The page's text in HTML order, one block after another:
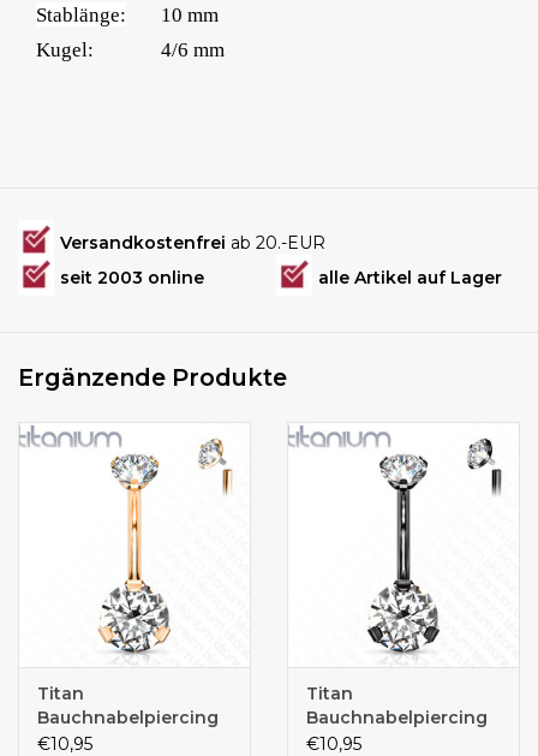
Stablänge:
10 mm
Kugel:
4/6 mm
Versandkostenfrei ab 20.-EUR
seit 2003 online
alle Artikel auf Lager
Ergänzende Produkte
Titan
Bauchnabelpiercing
Rose
€10,95
Titan
Bauchnabelpiercing
schwarz
€10,95